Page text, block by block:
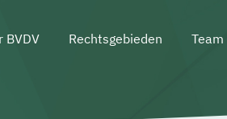
BVDV Rechtsgebieden Team